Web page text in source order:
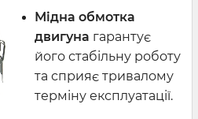
Мідна обмотка
двигуна гарантує
його стабільну роботу
та сприяє тривалому
терміну експлуатації.